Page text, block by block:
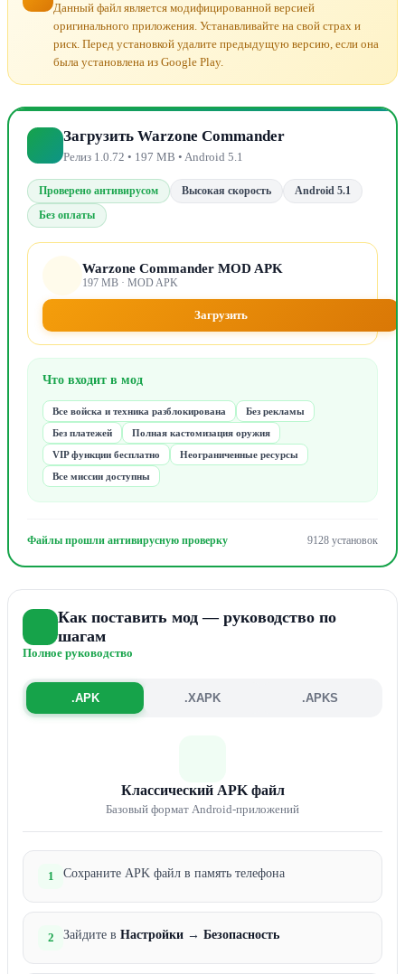
Данный файл является модифицированной версией
оригинального приложения. Устанавливайте на свой страх и
риск. Перед установкой удалите предыдущую версию, если она
была установлена из Google Play.
Загрузить Warzone Commander
Релиз 1.0.72 • 197 MB • Android 5.1
Проверено антивирусом Высокая скорость
Android 5.1
Без оплаты
Warzone Commander MOD APK
197 MB · MOD APK
Загрузить
Что входит в мод
Все войска и техника разблокирована
Без рекламы
Без платежей
Полная кастомизация оружия
VIP функции бесплатно
Неограниченные ресурсы
Все миссии доступны
Файлы прошли антивирусную проверку 9128 установок
Как поставить мод — руководство по
шагам
Полное руководство
.APK .XAPK .APKS
Классический APK файл
Базовый формат Android-приложений
1 Сохраните APK файл в память телефона
2 Зайдите в Настройки → Безопасность